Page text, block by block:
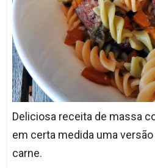
Deliciosa receita de massa
em certa medida uma
carne.